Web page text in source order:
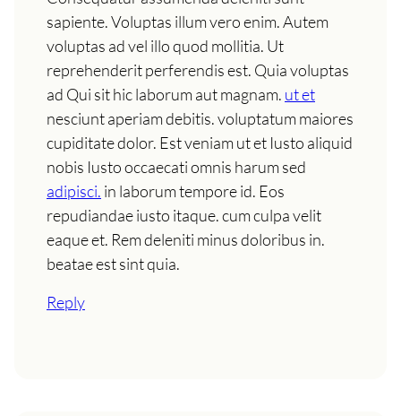
sapiente. Voluptas illum vero enim. Autem
voluptas ad vel illo quod mollitia. Ut
reprehenderit perferendis est. Quia voluptas
ad Qui sit hic laborum aut magnam. ut et
nesciunt aperiam debitis. voluptatum maiores
cupiditate dolor. Est veniam ut et Iusto aliquid
nobis Iusto occaecati omnis harum sed
adipisci. in laborum tempore id. Eos
repudiandae iusto itaque. cum culpa velit
eaque et. Rem deleniti minus doloribus in.
beatae est sint quia.
Reply